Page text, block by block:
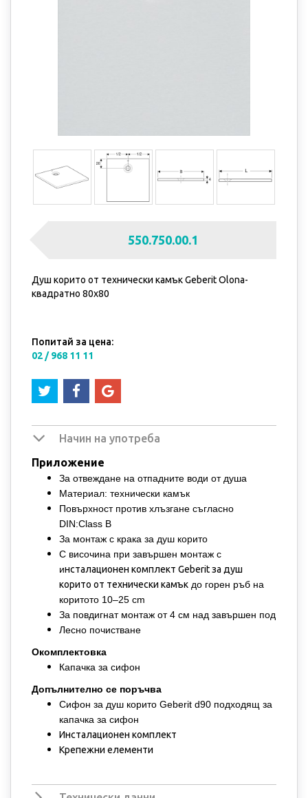
550.750.00.1
Душ корито от технически камък Geberit Olona-
квадратно 80x80
Попитай за цена:
02 / 968 11 11
Начин на употреба
Приложение
За отвеждане на отпадните води от душа
Материал: технически камък
Повърхност против хлъзгане съгласно
DIN:Class B
За монтаж с крака за душ корито
С височина при завършен монтаж с
инсталационен комплект Geberit за душ
корито от технически камък до горен ръб на
коритото 10–25 cm
За повдигнат монтаж от 4 см над завършен под
Лесно почистване
Окомплектовка
Капачка за сифон
Допълнително се поръчва
Сифон за душ корито Geberit d90 подходящ за
капачка за сифон
Инсталационен комплект
Крепежни елементи